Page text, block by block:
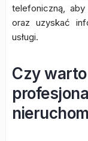
telefoniczną,
oraz uzyskać
usługi.
Czy